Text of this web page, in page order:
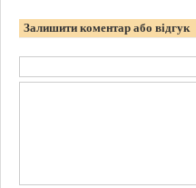
Залишити коментар або відгук